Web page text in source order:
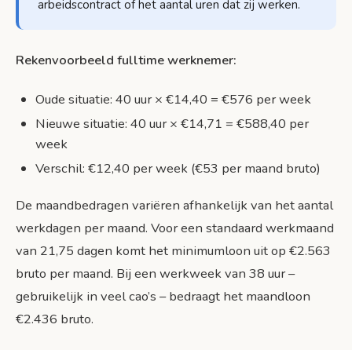
arbeidscontract of het aantal uren dat zij werken.
Rekenvoorbeeld fulltime werknemer:
Oude situatie: 40 uur × €14,40 = €576 per week
Nieuwe situatie: 40 uur × €14,71 = €588,40 per
week
Verschil: €12,40 per week (€53 per maand bruto)
De maandbedragen variëren afhankelijk van het aantal
werkdagen per maand. Voor een standaard werkmaand
van 21,75 dagen komt het minimumloon uit op €2.563
bruto per maand. Bij een werkweek van 38 uur –
gebruikelijk in veel cao’s – bedraagt het maandloon
€2.436 bruto.